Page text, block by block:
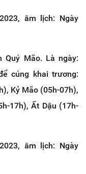
âm lịch: Ngày
Quý Mão. Là ngày:
cúng khai trương:
Kỷ Mão (05h-07h),
17h), Ất Dậu (17h-
âm lịch: Ngày